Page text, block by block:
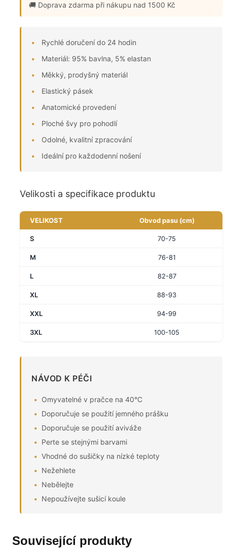
🚚 Doprava zdarma při nákupu nad 1500 Kč
Rychlé doručení do 24 hodin
Materiál: 95% bavlna, 5% elastan
Měkký, prodyšný materiál
Elastický pásek
Anatomické provedení
Ploché švy pro pohodlí
Odolné, kvalitní zpracování
Ideální pro každodenní nošení
Velikosti a specifikace produktu
VELIKOST Obvod pasu (cm)
S 70-75
M 76-81
L 82-87
XL 88-93
XXL 94-99
3XL 100-105
NÁVOD K PÉČI
Omyvatelné v pračce na 40°C
Doporučuje se použití jemného prášku
Doporučuje se použití aviváže
Perte se stejnými barvami
Vhodné do sušičky na nízké teploty
Nežehlete
Nebělejte
Nepoužívejte sušicí koule
Související produkty